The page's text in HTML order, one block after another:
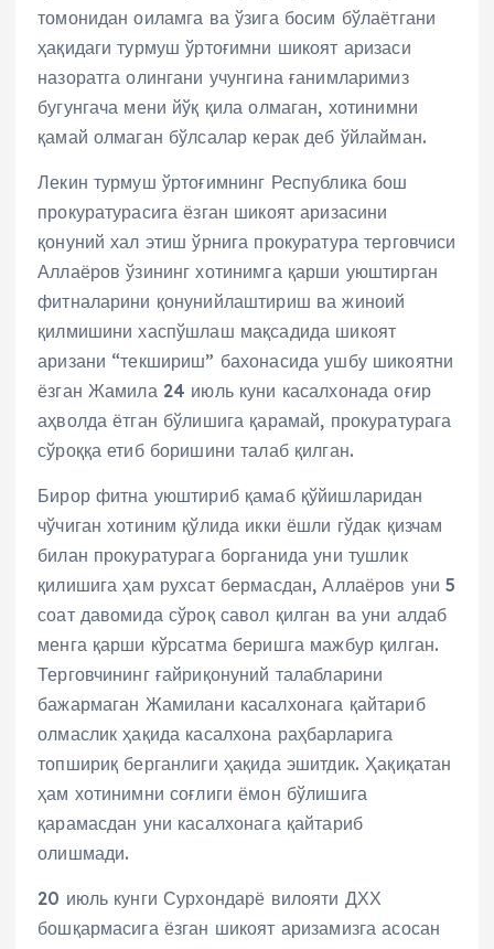
томонидан оиламга ва ўзига босим бўлаётгани
ҳақидаги турмуш ўртоғимни шикоят аризаси
назоратга олингани учунгина ғанимларимиз
бугунгача мени йўқ қила олмаган, хотинимни
қамай олмаган бўлсалар керак деб ўйлайман.
Лекин турмуш ўртоғимнинг Республика бош
прокуратурасига ёзган шикоят аризасини
қонуний хал этиш ўрнига прокуратура терговчиси
Аллаёров ўзининг хотинимга қарши уюштирган
фитналарини қонунийлаштириш ва жиноий
қилмишини хаспўшлаш мақсадида шикоят
аризани “текшириш” бахонасида ушбу шикоятни
ёзган Жамила 24 июль куни касалхонада оғир
аҳволда ётган бўлишига қарамай, прокуратурага
сўроққа етиб боришини талаб қилган.
Бирор фитна уюштириб қамаб қўйишларидан
чўчиган хотиним қўлида икки ёшли гўдак қизчам
билан прокуратурага борганида уни тушлик
қилишига ҳам рухсат бермасдан, Аллаёров уни 5
соат давомида сўроқ савол қилган ва уни алдаб
менга қарши кўрсатма беришга мажбур қилган.
Терговчининг ғайриқонуний талабларини
бажармаган Жамилани касалхонага қайтариб
олмаслик ҳақида касалхона раҳбарларига
топшириқ берганлиги ҳақида эшитдик. Ҳақиқатан
ҳам хотинимни соғлиги ёмон бўлишига
қарамасдан уни касалхонага қайтариб
олишмади.
20 июль кунги Сурхондарё вилояти ДХХ
бошқармасига ёзган шикоят аризамизга асосан